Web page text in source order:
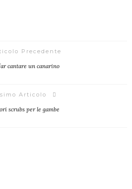
Precedente
cantare un canarino
Articolo
scrubs per le gambe